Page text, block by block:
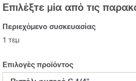
Επιλέξτε μία από τις
Περιεχόμενο συσκευασίας
1 τεμ
Επιλογές προϊόντος